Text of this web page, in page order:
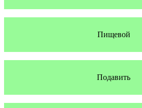
Пищевой
Подавить